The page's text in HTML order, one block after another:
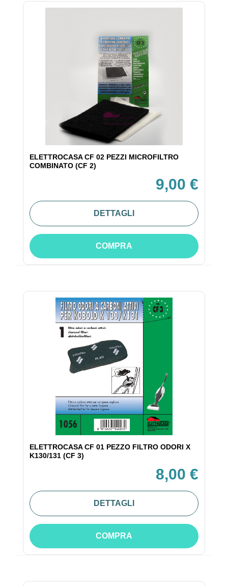
ELETTROCASA CF 02 PEZZI MICROFILTRO
COMBINATO (CF 2)
9,00 €
DETTAGLI
COMPRA
ELETTROCASA CF 01 PEZZO FILTRO ODORI X
K130/131 (CF 3)
8,00 €
DETTAGLI
COMPRA